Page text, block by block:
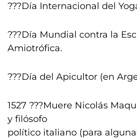
???Día Internacional del
???Día Mundial contra la
Amiotrófica.
???Día del Apicultor (en
1527 ???Muere Nicolás
y filósofo
político italiano (para